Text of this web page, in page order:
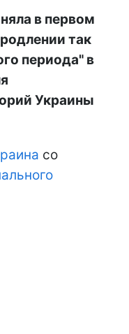
в первом
так
периода" в
Украины
со